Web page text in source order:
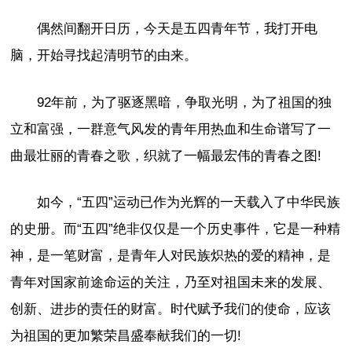
偶然间翻开日历，今天是五四青年节，我打开电
脑，开始寻找起清明节的由来。
92年前，为了驱逐黑暗，争取光明，为了祖国的独
立和富强，一群意气风发的青年用热血和生命谱写了一
曲最壮丽的青春之歌，织就了一幅最宏伟的青春之图!
如今，“五四”运动已作为光辉的一天载入了中华民族
的史册。而“五四”绝非仅仅是一个历史事件，它是一种精
神，是一笔财富，是青年人对民族炽热的爱的精神，是
青年对国家前途命运的关注，乃至对祖国未来的发展、
创新、进步的责任的财富。时代赋予我们的使命，应该
为祖国的更加繁荣昌盛奉献我们的一切!